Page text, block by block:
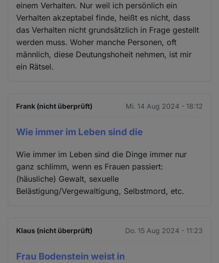
einem Verhalten. Nur weil ich persönlich ein
Verhalten akzeptabel finde, heißt es nicht, dass
das Verhalten nicht grundsätzlich in Frage gestellt
werden muss. Woher manche Personen, oft
männlich, diese Deutungshoheit nehmen, ist mir
ein Rätsel.
Frank (nicht überprüft) Mi. 14 Aug 2024 - 18:12
Wie immer im Leben sind die
Wie immer im Leben sind die Dinge immer nur
ganz schlimm, wenn es Frauen passiert:
(häusliche) Gewalt, sexuelle
Belästigung/Vergewaltigung, Selbstmord, etc.
Klaus (nicht überprüft) Do. 15 Aug 2024 - 11:23
Frau Bodenstein weist in